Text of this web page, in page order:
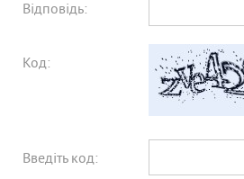
Відповідь:
Код:
Введіть код: